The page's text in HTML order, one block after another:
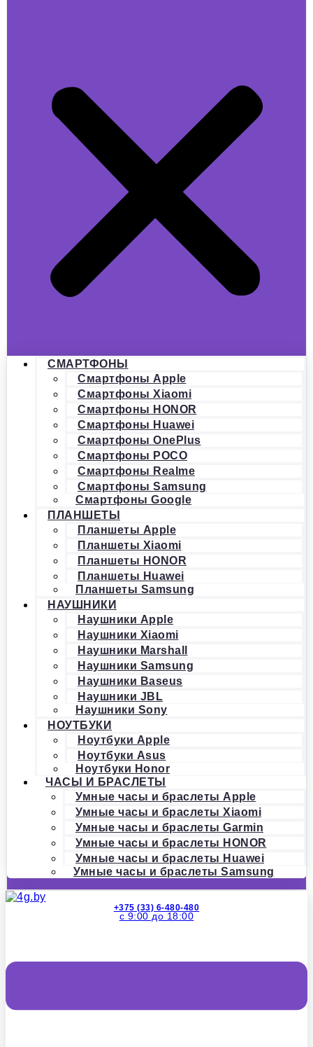
СМАРТФОНЫ
Смартфоны Apple
Смартфоны Xiaomi
Смартфоны HONOR
Смартфоны Huawei
Смартфоны OnePlus
Смартфоны POCO
Смартфоны Realme
Смартфоны Samsung
Смартфоны Google
ПЛАНШЕТЫ
Планшеты Apple
Планшеты Xiaomi
Планшеты HONOR
Планшеты Huawei
Планшеты Samsung
НАУШНИКИ
Наушники Apple
Наушники Xiaomi
Наушники Marshall
Наушники Samsung
Наушники Baseus
Наушники JBL
Наушники Sony
НОУТБУКИ
Ноутбуки Apple
Ноутбуки Asus
Ноутбуки Honor
ЧАСЫ И БРАСЛЕТЫ
Умные часы и браслеты Apple
Умные часы и браслеты Xiaomi
Умные часы и браслеты Garmin
Умные часы и браслеты HONOR
Умные часы и браслеты Huawei
Умные часы и браслеты Samsung
+375 (33) 6-480-480
с 9:00 до 18:00